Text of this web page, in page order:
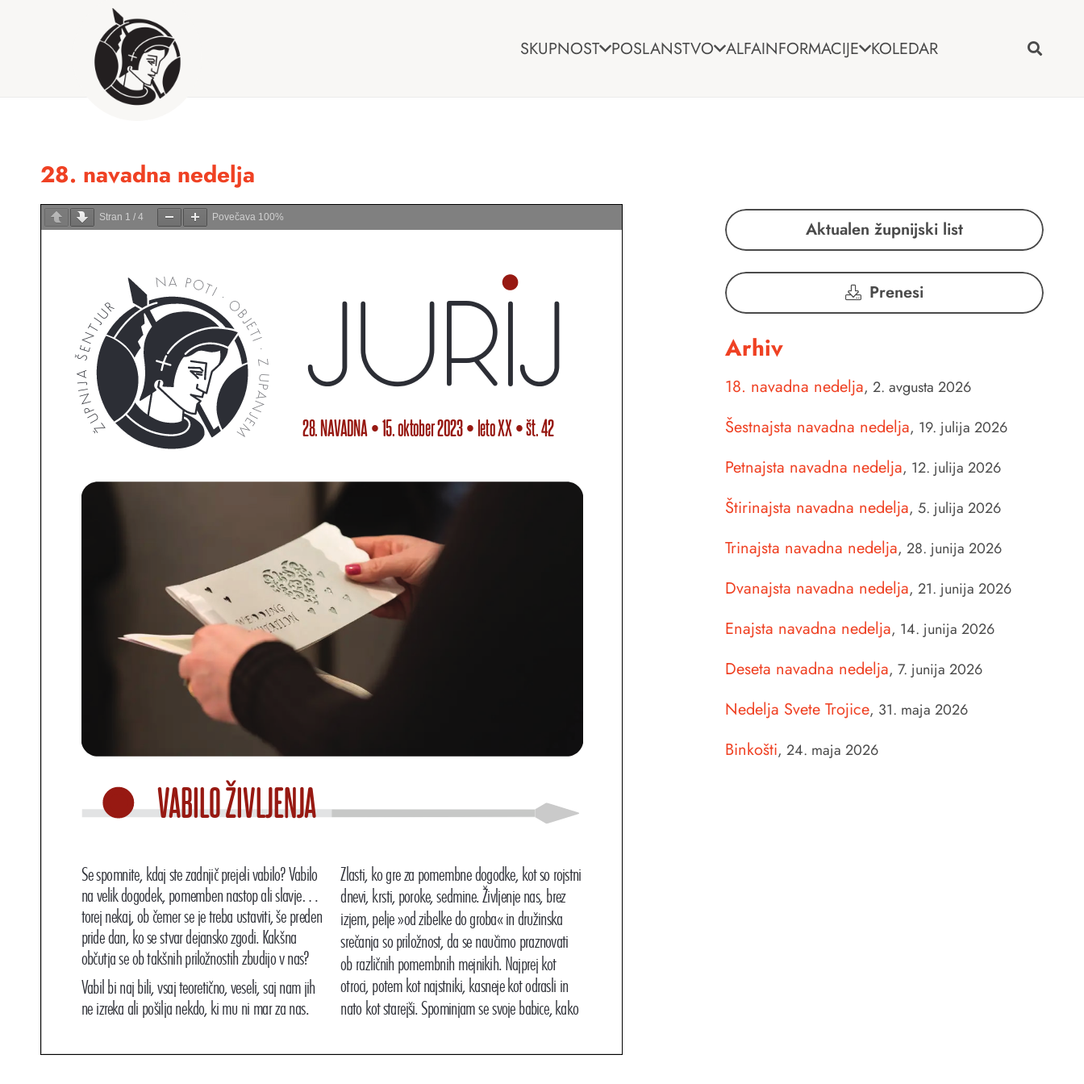
SKUPNOST POSLANSTVO ALFAINFORMACIJE KOLEDAR
28. navadna nedelja
Stran 1 / 4 Povečava 100%
Aktualen župnijski list
Prenesi
Arhiv
18. navadna nedelja,2. avgusta 2026
Šestnajsta navadna nedelja, 19. julija 2026
Petnajsta navadna nedelja, 12. julija 2026
Štirinajsta navadna nedelja,5. julija 2026
Trinajsta navadna nedelja,28. junija 2026
Dvanajsta navadna nedelja,21. junija 2026
Enajsta navadna nedelja, 14. junija 2026
Deseta navadna nedelja,7. junija 2026
Nedelja Svete Trojice, 31. maja 2026
Binkošti,24. maja 2026